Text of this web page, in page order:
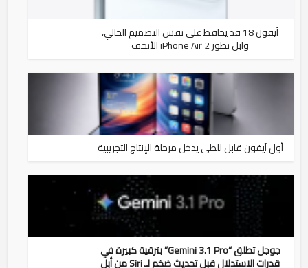
آيفون 18 قد يحافظ على نفس التصميم الحالي،
وآبل تطور iPhone Air 2 الأنحف
أول آيفون قابل للطي يدخل مرحلة الإنتاج التجريبية
جوجل تطلق “Gemini 3.1 Pro” بترقية كبيرة في
قدرات الاستدلال قبل تحديث ضخم لـ Siri من أبل